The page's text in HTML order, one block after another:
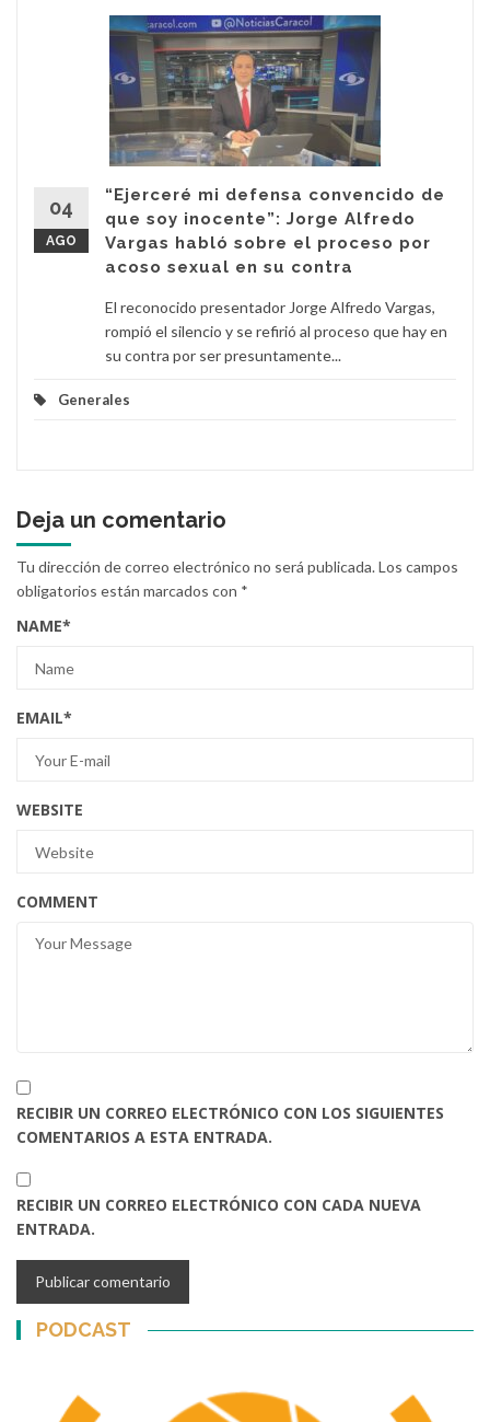
04
AGO
“Ejerceré mi defensa convencido de
que soy inocente”: Jorge Alfredo
Vargas habló sobre el proceso por
acoso sexual en su contra
El reconocido presentador Jorge Alfredo Vargas,
rompió el silencio y se refirió al proceso que hay en
su contra por ser presuntamente...
Generales
Deja un comentario
Tu dirección de correo electrónico no será publicada.Los campos
obligatorios están marcados con *
NAME*
EMAIL*
WEBSITE
COMMENT
RECIBIR UN CORREO ELECTRÓNICO CON LOS SIGUIENTES
COMENTARIOS A ESTA ENTRADA.
RECIBIR UN CORREO ELECTRÓNICO CON CADA NUEVA
ENTRADA.
PODCAST